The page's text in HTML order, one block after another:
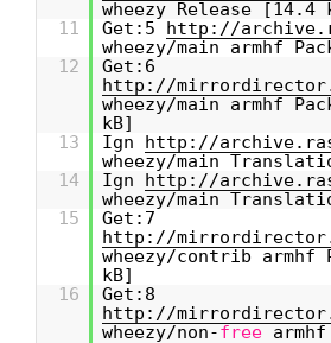
wheezy Release [14.4
11
Get:5 http://
wheezy/main armhf
12
Get:6
http://
wheezy/main armhf
kB]
13
Ign http://
wheezy/main
14
Ign http://
wheezy/main
15
Get:7
http://
wheezy/contrib armhf
kB]
16
Get:8
http://
wheezy/non-free